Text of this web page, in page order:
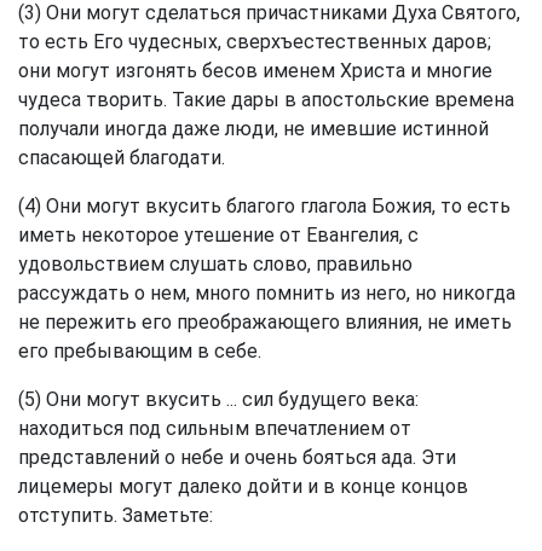
(3) Они могут сделаться причастниками Духа Святого,
то есть Его чудесных, сверхъестественных даров;
они могут изгонять бесов именем Христа и многие
чудеса творить. Такие дары в апостольские времена
получали иногда даже люди, не имевшие истинной
спасающей благодати.
(4) Они могут вкусить благого глагола Божия, то есть
иметь некоторое утешение от Евангелия, с
удовольствием слушать слово, правильно
рассуждать о нем, много помнить из него, но никогда
не пережить его преображающего влияния, не иметь
его пребывающим в себе.
(5) Они могут вкусить ... сил будущего века:
находиться под сильным впечатлением от
представлений о небе и очень бояться ада. Эти
лицемеры могут далеко дойти и в конце концов
отступить. Заметьте: